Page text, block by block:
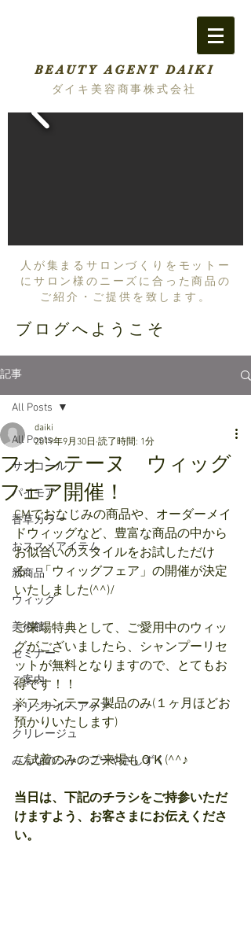
BEAUTY AGENT DAIKI
ダイキ美容商事株式会社
人が集まるサロンづくりをモットー
にサロン様のニーズに合った商品の
ご紹介・ご提供を致します。
ブログへようこそ
記事
All Posts
サンコール
パイモア
香草カラー
おススメアイテム
新商品
ウィッグ
美術館
セミナー
ご案内
オリジナルヘアケア
クリレージュ
みんなのシャンプーやさしずく
All Posts
フォンテーヌ ウィッグ
フェア開催！
daiki
2019年9月30日 読了時間: 1分
CMでおなじみの商品や、オーダーメイ
ドウィッグなど、豊富な商品の中から
お似合いのスタイルをお試しただけ
る、「ウィッグフェア」の開催が決定
いたしました(^^)/
ご来場特典として、ご愛用中のウィッ
グがございましたら、シャンプーリセ
ットが無料となりますので、とてもお
得です！！
※フォンテーヌ製品のみ(１ヶ月ほどお
預かりいたします)
ご試着のみのご来場もＯＫ(^^♪
当日は、下記のチラシをご持参いただ
けますよう、お客さまにお伝えくださ
い。